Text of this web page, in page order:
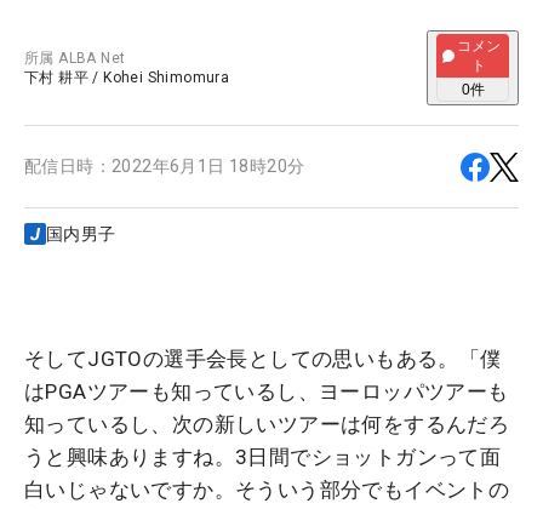
所属ALBA Net
下村 耕平 / Kohei Shimomura
コメン
ト
0件
配信日時： 2022年6月1日 18時20分
国内男子
そしてJGTOの選手会長としての思いもある。「僕
はPGAツアーも知っているし、ヨーロッパツアーも
知っているし、次の新しいツアーは何をするんだろ
うと興味ありますね。3日間でショットガンって面
白いじゃないですか。そういう部分でもイベントの